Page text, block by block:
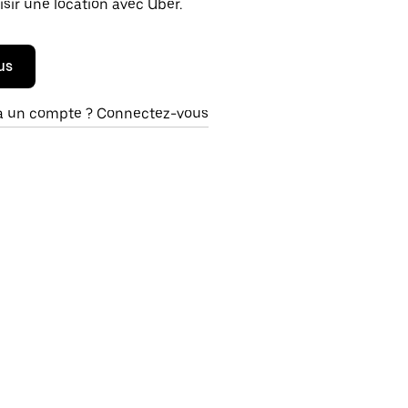
une location avec Uber.
un compte ? Connectez-vous